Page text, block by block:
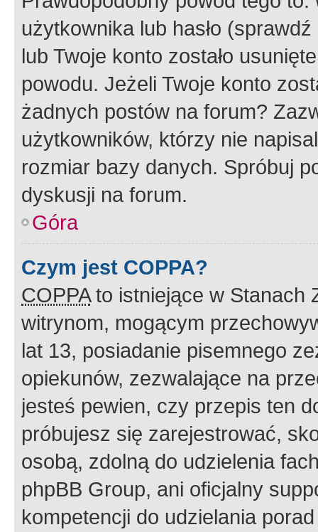
użytkownika lub hasło
lub Twoje konto zostało
powodu. Jeżeli Twoje konto
żadnych postów na forum?
użytkowników, którzy nie
rozmiar bazy danych. Spróbuj
dyskusji na forum.
Góra
Czym jest COPPA?
COPPAto istniejące w Stanach
witrynom, mogącym
lat 13, posiadanie pisemnego
opiekunów, zezwalające na
jesteś pewien, czy przepis ten
próbujesz się zarejestrować,
osobą, zdolną do udzielenia
phpBB Group, ani oficjalny
kompetencji do udzielania